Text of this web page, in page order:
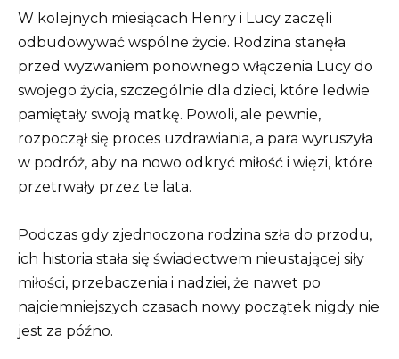
W kolejnych miesiącach Henry i Lucy zaczęli
odbudowywać wspólne życie. Rodzina stanęła
przed wyzwaniem ponownego włączenia Lucy do
swojego życia, szczególnie dla dzieci, które ledwie
pamiętały swoją matkę. Powoli, ale pewnie,
rozpoczął się proces uzdrawiania, a para wyruszyła
w podróż, aby na nowo odkryć miłość i więzi, które
przetrwały przez te lata.
Podczas gdy zjednoczona rodzina szła do przodu,
ich historia stała się świadectwem nieustającej siły
miłości, przebaczenia i nadziei, że nawet po
najciemniejszych czasach nowy początek nigdy nie
jest za późno.